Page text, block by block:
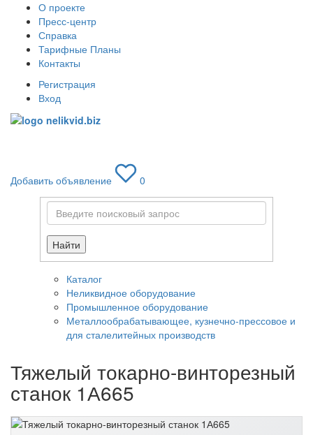
О проекте
Пресс-центр
Справка
Тарифные Планы
Контакты
Регистрация
Вход
Добавить объявление
0
Найти
Каталог
Неликвидное оборудование
Промышленное оборудование
Металлообрабатывающее, кузнечно-прессовое и
для сталелитейных производств
Тяжелый токарно-винторезный
станок 1А665